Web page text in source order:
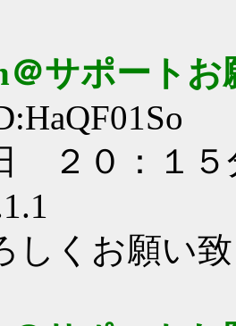
＠サポート
２０：１５
しくお願い